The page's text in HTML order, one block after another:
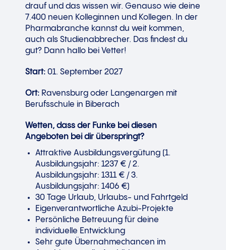
drauf und das wissen wir. Genauso wie deine
7.400 neuen Kolleginnen und Kollegen. In der
Pharmabranche kannst du weit kommen,
auch als Studienabbrecher. Das findest du
gut? Dann hallo bei Vetter!
Start: 01. September 2027
Ort: Ravensburg oder Langenargen mit
Berufsschule in Biberach
Wetten, dass der Funke bei diesen
Angeboten bei dir überspringt?
Attraktive Ausbildungsvergütung (1.
Ausbildungsjahr: 1237 € / 2.
Ausbildungsjahr: 1311 € / 3.
Ausbildungsjahr: 1406 €)
30 Tage Urlaub, Urlaubs- und Fahrtgeld
Eigenverantwortliche Azubi-Projekte
Persönliche Betreuung für deine
individuelle Entwicklung
Sehr gute Übernahmechancen im